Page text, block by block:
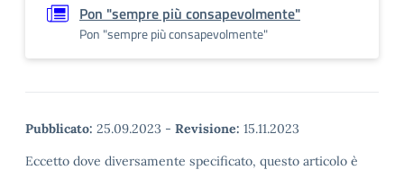
Pon "sempre più consapevolmente"
Pon "sempre più consapevolmente"
Pubblicato: 25.09.2023 - Revisione: 15.11.2023
Eccetto dove diversamente specificato, questo articolo è